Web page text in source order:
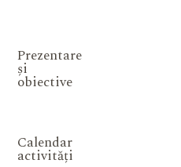
Prezentare
și
obiective
Calendar
activități